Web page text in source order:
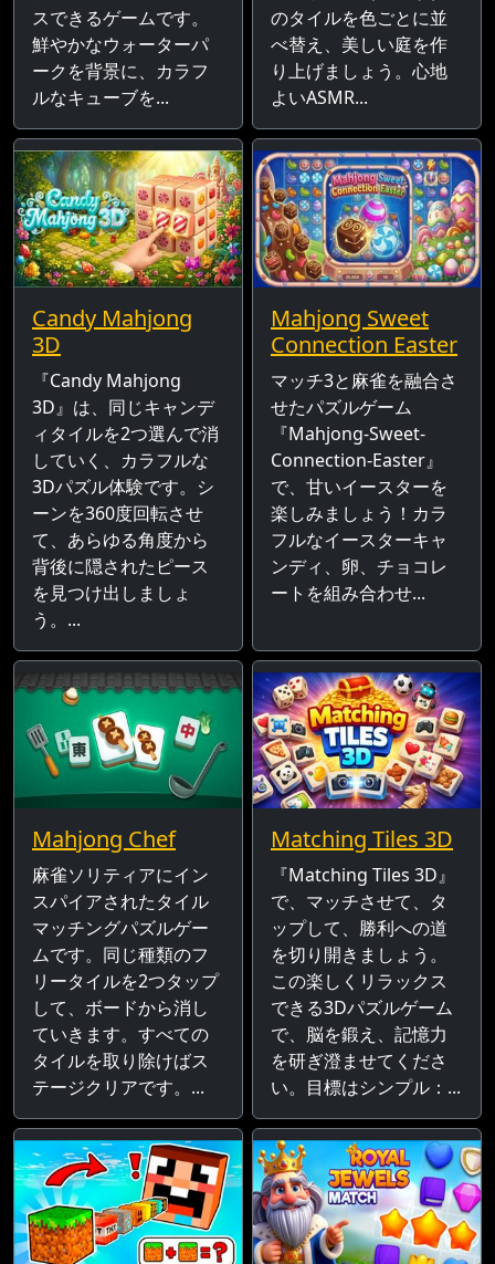
スできるゲームです。
鮮やかなウォーターパ
ークを背景に、カラフ
ルなキューブを...
のタイルを色ごとに並
べ替え、美しい庭を作
り上げましょう。心地
よいASMR...
Candy Mahjong
3D
『Candy Mahjong
3D』は、同じキャンデ
ィタイルを2つ選んで消
していく、カラフルな
3Dパズル体験です。シ
ーンを360度回転させ
て、あらゆる角度から
背後に隠されたピース
を見つけ出しましょ
う。...
Mahjong Sweet
Connection Easter
マッチ3と麻雀を融合さ
せたパズルゲーム
『Mahjong-Sweet-
Connection-Easter』
で、甘いイースターを
楽しみましょう！カラ
フルなイースターキャ
ンディ、卵、チョコレ
ートを組み合わせ...
Mahjong Chef
麻雀ソリティアにイン
スパイアされたタイル
マッチングパズルゲー
ムです。同じ種類のフ
リータイルを2つタップ
して、ボードから消し
ていきます。すべての
タイルを取り除けばス
テージクリアです。...
Matching Tiles 3D
『Matching Tiles 3D』
で、マッチさせて、タ
ップして、勝利への道
を切り開きましょう。
この楽しくリラックス
できる3Dパズルゲーム
で、脳を鍛え、記憶力
を研ぎ澄ませてくださ
い。目標はシンプル：...